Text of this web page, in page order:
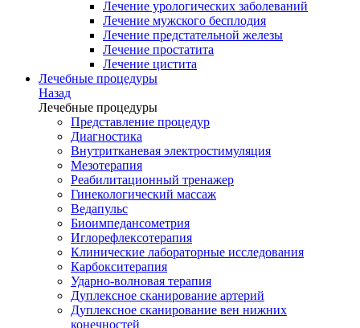
Лечение урологических заболеваний
Лечение мужского бесплодия
Лечение предстательной железы
Лечение простатита
Лечение цистита
Лечебные процедуры
Назад
Лечебные процедуры
Представление процедур
Диагностика
Внутритканевая электростимуляция
Мезотерапия
Реабилитационный тренажер
Гинекологический массаж
Ведапульс
Биоимпедансометрия
Иглорефлексотерапия
Клинические лабораторные исследования
Карбокситерапия
Ударно-волновая терапия
Дуплексное сканирование артерий
Дуплексное сканирование вен нижних
конечностей